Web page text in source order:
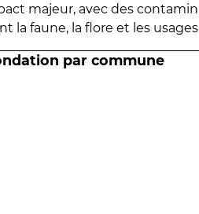
majeur, avec des
la faune, la flore et les
par commune